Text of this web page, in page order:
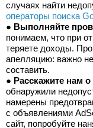
операторы поиска
● Выполняйте
понимаем, что при
теряете доходы.
апелляцию: важно
составить.
● Расскажите нам
обнаружили
намерены
с объявлениями